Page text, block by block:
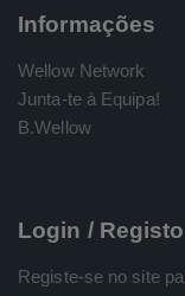
Informações
Wellow Network
Junta-te à Equipa!
B.Wellow
Login / Registo
Registe-se no site